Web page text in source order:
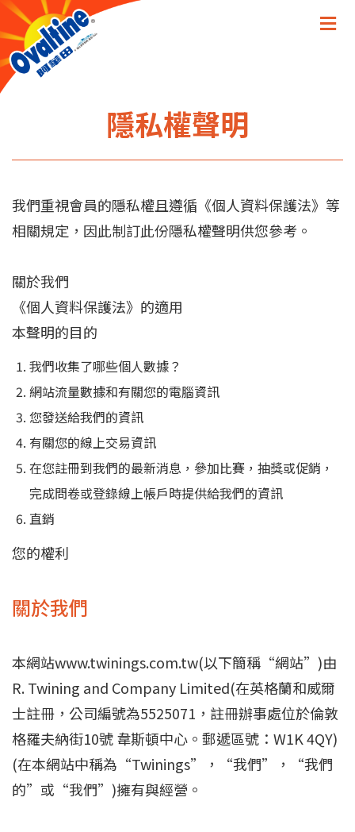
隱私權聲明
我們重視會員的隱私權且遵循《個人資料保護法》等
相關規定，因此制訂此份隱私權聲明供您參考。
關於我們
《個人資料保護法》的適用
本聲明的目的
我們收集了哪些個人數據？
網站流量數據和有關您的電腦資訊
您發送給我們的資訊
有關您的線上交易資訊
在您註冊到我們的最新消息，參加比賽，抽獎或促銷，
完成問卷或登錄線上帳戶時提供給我們的資訊
直銷
您的權利
關於我們
本網站www.twinings.com.tw(以下簡稱“網站”)由
R. Twining and Company Limited(在英格蘭和威爾
士註冊，公司編號為5525071，註冊辦事處位於倫敦
格羅夫納街10號 韋斯頓中心。郵遞區號：W1K 4QY)
(在本網站中稱為“Twinings”，“我們”，“我們
的”或“我們”)擁有與經營。